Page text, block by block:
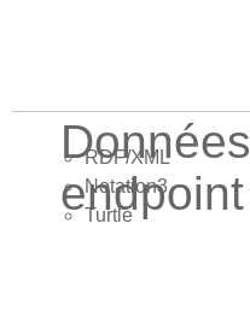
RDF/XML
Notation3
Turtle
endpoint